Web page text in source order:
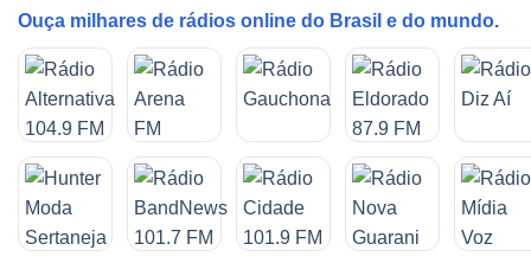
Ouça milhares de rádios online do Brasil e do mundo.